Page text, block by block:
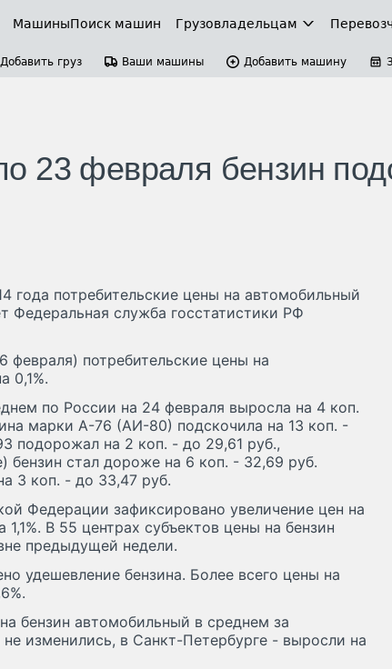
МашиныПоиск машин Грузовладельцам
Добавить груз Ваши машины Добавить машину
23 февраля бензин
года потребительские цены на автомобильный
Федеральная служба госстатистики РФ
потребительские цены на
0,1%.
по России на 24 февраля выросла на 4 коп.
марки А-76 (АИ-80) подскочила на 13 коп. -
подорожал на 2 коп. - до 29,61 руб.,
стал дороже на 6 коп. - 32,69 руб.
3 коп. - до 33,47 руб.
Федерации зафиксировано увеличение цен на
В 55 центрах субъектов цены на бензин
предыдущей недели.
удешевление бензина. Более всего цены на
бензин автомобильный в среднем за
изменились, в Санкт-Петербурге - выросли на